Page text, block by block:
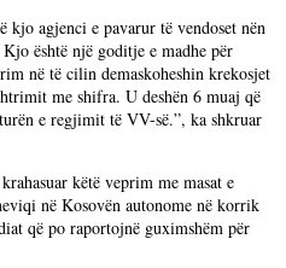
agjenci e pavarur të vendoset nën
është një goditje e madhe për
në të cilin demaskoheshin krekosjet
me shifra. U deshën 6 muaj që
e regjimit të VV-së.”, ka shkruar
këtë veprim me masat e
në Kosovën autonome në korrik
që po raportojnë guximshëm për